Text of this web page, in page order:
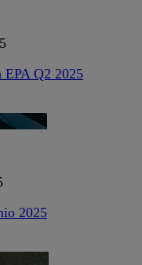
EPA Q2 2025
2025